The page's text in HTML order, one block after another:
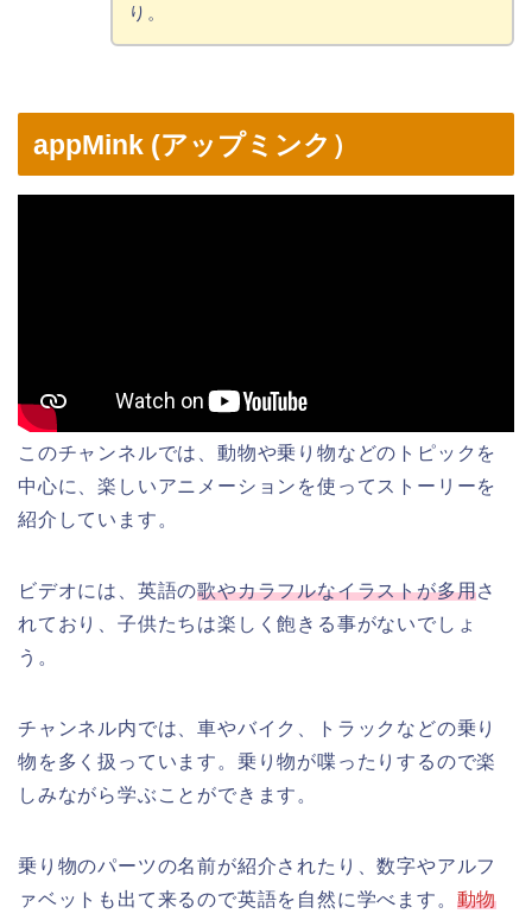
り。
appMink (アップミンク）
このチャンネルでは、動物や乗り物などのトピックを
中心に、楽しいアニメーションを使ってストーリーを
紹介しています。
ビデオには、英語の歌やカラフルなイラストが多用さ
れており、子供たちは楽しく飽きる事がないでしょ
う。
チャンネル内では、車やバイク、トラックなどの乗り
物を多く扱っています。乗り物が喋ったりするので楽
しみながら学ぶことができます。
乗り物のパーツの名前が紹介されたり、数字やアルフ
ァベットも出て来るので英語を自然に学べます。 動物